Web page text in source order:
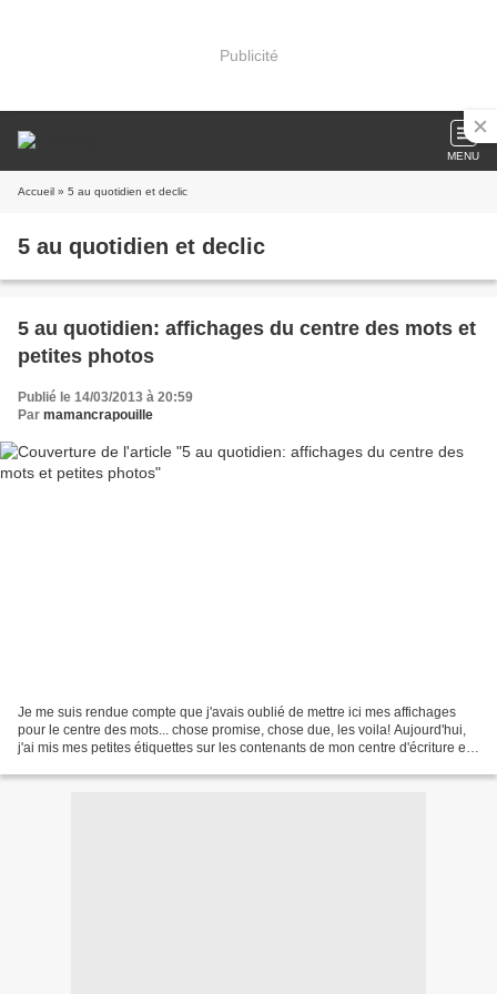
Publicité
MENU
Accueil » 5 au quotidien et declic
5 au quotidien et declic
5 au quotidien: affichages du centre des mots et
petites photos
Publié le 14/03/2013 à 20:59
Par mamancrapouille
Je me suis rendue compte que j'avais oublié de mettre ici mes affichages
pour le centre des mots... chose promise, chose due, les voila! Aujourd'hui,
j'ai mis mes petites étiquettes sur les contenants de mon centre d'écriture et